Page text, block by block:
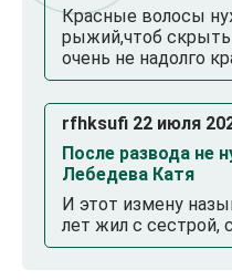
Красные волосы
рыжий,чтоб
очень не надолго
rfhksufi 22 июля
После развода не
Лебедева Катя
И этот измену
лет жил с сестрой,